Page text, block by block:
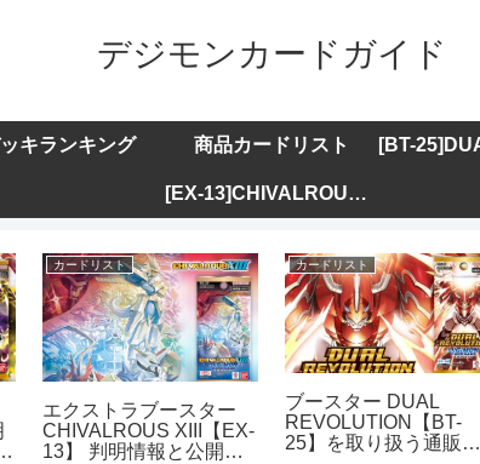
デジモンカードガイド
キランキング 商品カードリスト
[EX-13]CHIVALROUS XIII
カードリスト
エクストラブースター
CHIVALROUS XIII【EX-
13】 判明情報と公開カ
カードリスト
ブースター DUAL
REVOLUTION【BT-
25】を取り扱う通販サ